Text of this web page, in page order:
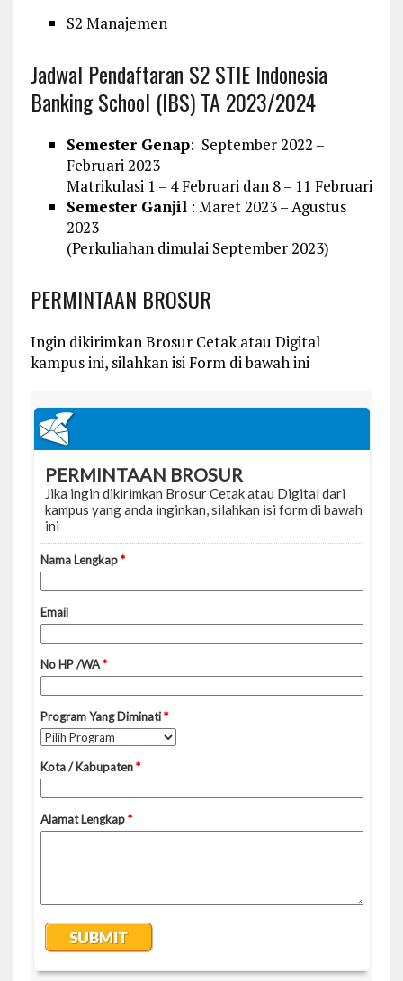
S2 Manajemen
Jadwal Pendaftaran S2 STIE Indonesia
Banking School (IBS) TA 2023/2024
Semester Genap: September 2022 –
Februari 2023
Matrikulasi 1 – 4 Februari dan 8 – 11 Februari
Semester Ganjil: Maret 2023 – Agustus
2023
(Perkuliahan dimulai September 2023)
PERMINTAAN BROSUR
Ingin dikirimkan Brosur Cetak atau Digital
kampus ini, silahkan isi Form di bawah ini